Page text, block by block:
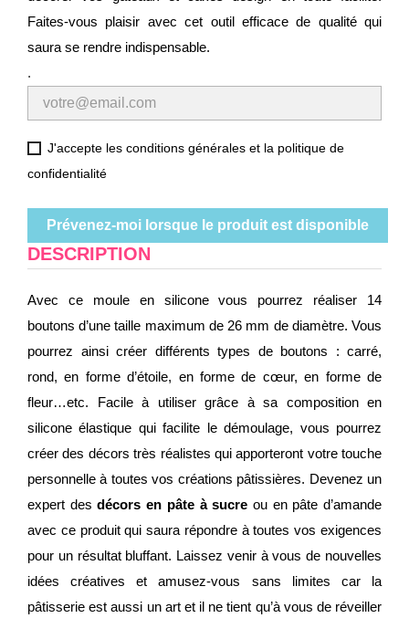
Faites-vous plaisir avec cet outil efficace de qualité qui
saura se rendre indispensable.
.
J'accepte les conditions générales et la politique de
confidentialité
Prévenez-moi lorsque le produit est disponible
DESCRIPTION
Avec ce moule en silicone vous pourrez réaliser 14
boutons d’une taille maximum de 26 mm de diamètre. Vous
pourrez ainsi créer différents types de boutons : carré,
rond, en forme d’étoile, en forme de cœur, en forme de
fleur…etc. Facile à utiliser grâce à sa composition en
silicone élastique qui facilite le démoulage, vous pourrez
créer des décors très réalistes qui apporteront votre touche
personnelle à toutes vos créations pâtissières. Devenez un
expert desdécors en pâte à sucre ou en pâte d’amande
avec ce produit qui saura répondre à toutes vos exigences
pour un résultat bluffant. Laissez venir à vous de nouvelles
idées créatives et amusez-vous sans limites car la
pâtisserie est aussi un art et il ne tient qu’à vous de réveiller